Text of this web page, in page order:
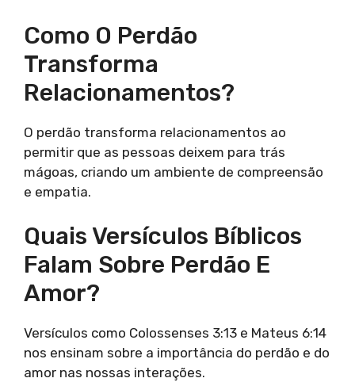
Como O Perdão
Transforma
Relacionamentos?
O perdão transforma relacionamentos ao
permitir que as pessoas deixem para trás
mágoas, criando um ambiente de compreensão
e empatia.
Quais Versículos Bíblicos
Falam Sobre Perdão E
Amor?
Versículos como Colossenses 3:13 e Mateus 6:14
nos ensinam sobre a importância do perdão e do
amor nas nossas interações.